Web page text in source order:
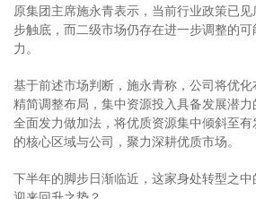
原集团主席施永青表示，当前行业政策已
步触底，而二级市场仍存在进一步调整的
力。
基于前述市场判断，施永青称，公司将优化
精简调整布局，集中资源投入具备发展潜
全面发力做加法，将优质资源集中倾斜至
的核心区域与公司，聚力深耕优质市场。
下半年的脚步日渐临近，这家身处转型之